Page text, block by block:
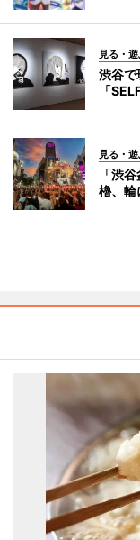
見る・
渋谷で
「
見る・
「渋
櫓、輪